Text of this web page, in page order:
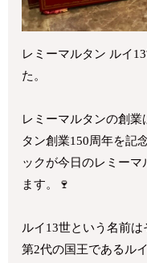
レミーマルタン ルイ
た。
レミーマルタンの創
タン創業150周年を記
ックが今日のレミー
ます。🍷
ルイ13世という名前
第2代の国王であるル